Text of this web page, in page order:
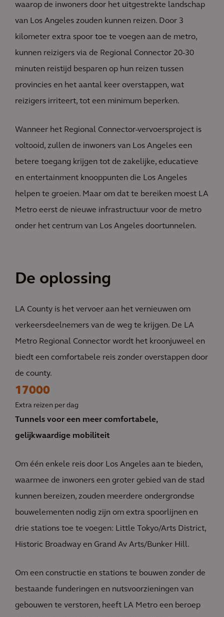
waarop de inwoners door het uitgestrekte landschap
van Los Angeles zouden kunnen reizen. Door 3
kilometer extra spoor toe te voegen aan de metro,
kunnen reizigers via de Regional Connector 20-30
minuten reistijd besparen op hun reizen tussen
provincies en het aantal keer overstappen, wat
reizigers irriteert, tot een minimum beperken.
Wanneer het Regional Connector-vervoersproject is
voltooid, zullen de inwoners van Los Angeles een
betere toegang krijgen tot de zakelijke, educatieve
en entertainment knooppunten die Los Angeles
helpen te groeien. Maar om dat te bereiken moest LA
Metro eerst de nieuwe infrastructuur voor de metro
onder het centrum van Los Angeles doortunnelen.
De oplossing
LA County is het vervoer aan het vernieuwen om
verkeersdeelnemers van de weg te krijgen. De LA
Metro Regional Connector wordt het kroonjuweel en
biedt een comfortabele reis zonder overstappen door
de county.
17000
Extra reizen per dag
Tunnels voor een meer comfortabele,
gelijkwaardige mobiliteit
Om één enkele reis door Los Angeles aan te bieden,
waarmee de inwoners een groter gebied van de stad
kunnen bereizen, zouden meerdere ondergrondse
bouwelementen nodig zijn om extra spoorlijnen en
drie stations toe te voegen: Little Tokyo/Arts District,
Historic Broadway en Grand Av Arts/Bunker Hill.
Om een constructie en stations te bouwen zonder de
bestaande funderingen en nutsvoorzieningen van
gebouwen te verstoren, heeft LA Metro een beroep